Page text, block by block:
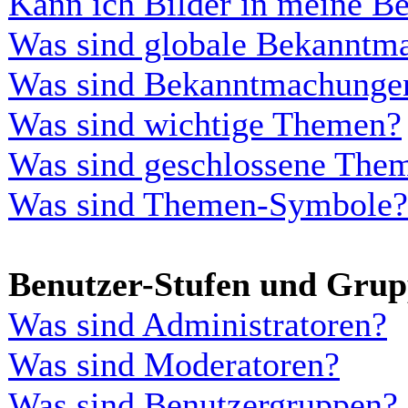
Was sind globale
Was sind
Was sind wichtige Themen?
Was sind geschlossene
Was sind Themen-Symbole?
Benutzer-Stufen und
Was sind Administratoren?
Was sind Moderatoren?